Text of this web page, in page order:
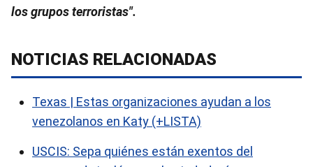
los grupos terroristas".
NOTICIAS RELACIONADAS
Texas | Estas organizaciones ayudan a los
venezolanos en Katy (+LISTA)
USCIS: Sepa quiénes están exentos del